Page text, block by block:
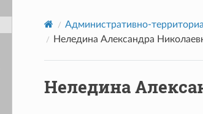
Административно-
Неледина Александра
Неледина